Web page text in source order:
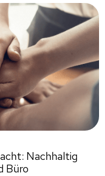
Nachhaltig
Büro